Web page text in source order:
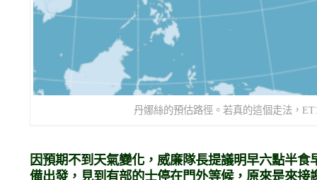
丹娜絲的預估路徑。若真的這個走法，
因預期不到天氣變化，威廉隊長提議明早六點半
備出發，見到有部的士停在門外等候，原來是來